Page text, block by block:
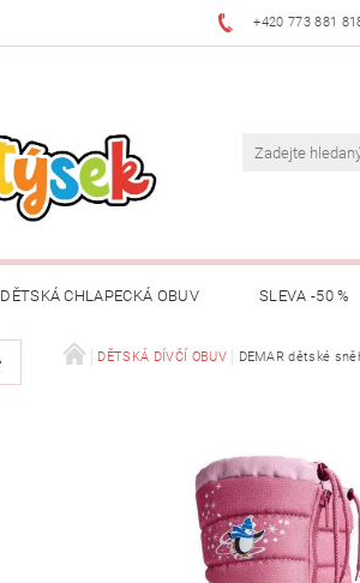
+420 773 881
DĚTSKÁ CHLAPECKÁ OBUV SLEVA -50 %
DÁRKOVÉ POUKAZY OŠETŘOVÁNÍ
DĚTSKÁ DÍVČÍ OBUV DEMAR dětské